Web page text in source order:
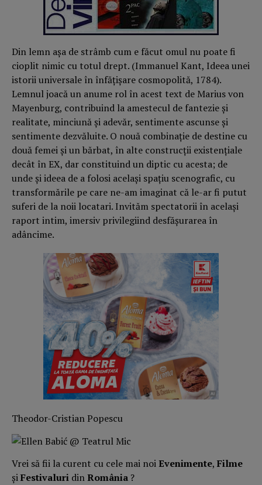
Din lemn așa de strâmb cum e făcut omul nu poate fi
cioplit nimic cu totul drept. (Immanuel Kant, Ideea unei
istorii universale în înfățișare cosmopolită, 1784).
Lemnul joacă un anume rol în acest text de Marius von
Mayenburg, contribuind la amestecul de fantezie și
realitate, minciună și adevăr, sentimente ascunse și
sentimente dezvăluite. O nouă combinație de destine cu
două femei și un bărbat, în alte construcții existențiale
decât în EX, dar constituind un diptic cu acesta; de
unde și ideea de a folosi același spațiu scenografic, cu
transformările pe care ne-am imaginat că le-ar fi putut
suferi de la noii locatari. Invităm spectatorii în același
raport intim, imersiv privilegiind desfășurarea în
adâncime.
Theodor-Cristian Popescu
Vrei să fii la curent cu cele mai noiEvenimente, Filme
șiFestivaluri dinRomânia ?